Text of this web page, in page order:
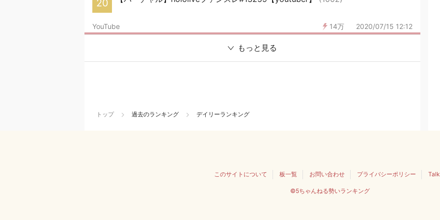
20
14万 2020/07/15 12:12
YouTube
もっと見る
トップ 過去のランキング デイリーランキング
このサイトについて 板一覧 お問い合わせ プライバシーポリシー
©5ちゃんねる勢いランキング